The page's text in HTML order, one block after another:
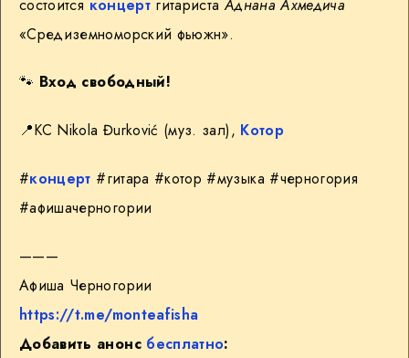
состоится концертгитаристаАднана Ахмедича
«Средиземноморский фьюжн».
🐾 Вход свободный!
📍KC Nikola Đurković (муз. зал), Котор
#концерт #гитара #котор #музыка #черногория
#афишачерногории
———
Афиша Черногории
https://t.me/monteafisha
Добавить анонс бесплатно: